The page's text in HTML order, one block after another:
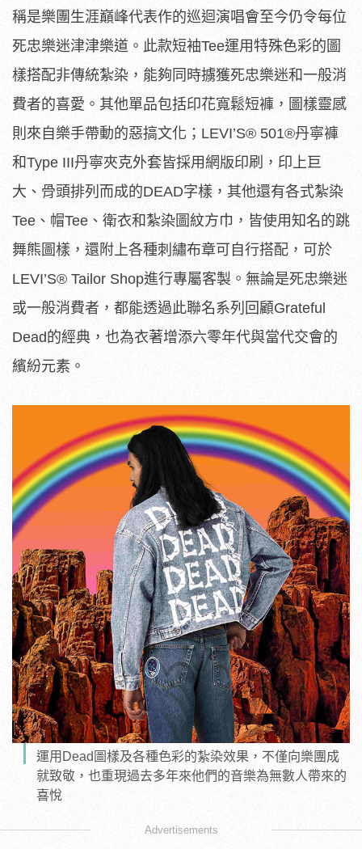
稱是樂團生涯巔峰代表作的巡迴演唱會至今仍令每位
死忠樂迷津津樂道。此款短袖Tee運用特殊色彩的圖
樣搭配非傳統紮染，能夠同時擄獲死忠樂迷和一般消
費者的喜愛。其他單品包括印花寬鬆短褲，圖樣靈感
則來自樂手帶動的惡搞文化；LEVI’S® 501®丹寧褲
和Type III丹寧夾克外套皆採用網版印刷，印上巨
大、骨頭排列而成的DEAD字樣，其他還有各式紮染
Tee、帽Tee、衛衣和紮染圖紋方巾，皆使用知名的跳
舞熊圖樣，還附上各種刺繡布章可自行搭配，可於
LEVI’S® Tailor Shop進行專屬客製。無論是死忠樂迷
或一般消費者，都能透過此聯名系列回顧Grateful
Dead的經典，也為衣著增添六零年代與當代交會的
繽紛元素。
運用Dead圖樣及各種色彩的紮染效果，不僅向樂團成
就致敬，也重現過去多年來他們的音樂為無數人帶來的
喜悅
Advertisements